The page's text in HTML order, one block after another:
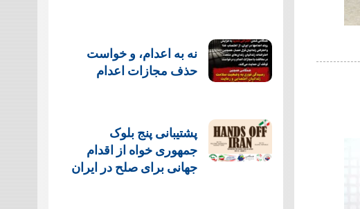
نه به اعدام، و خواست
حذف مجازات اعدام
پشتيبانی پنج بلوک
جمهوری خواه از اقدام
جهانی برای صلح در ایران